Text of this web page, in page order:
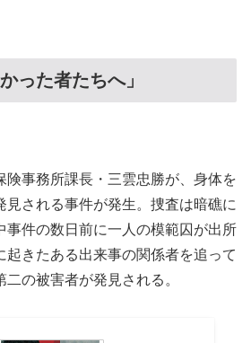
った者たちへ」
険事務所課長・三雲忠勝が、身体を
見される事件が発生。捜査は暗礁に
事件の数日前に一人の模範囚が出所
起きたある出来事の関係者を追って
の被害者が発見される。